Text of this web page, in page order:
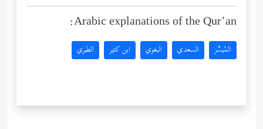
Arabic explanations of the Qur’an:
المُيسَّر السعدي البغوي ابن كثير الطبري